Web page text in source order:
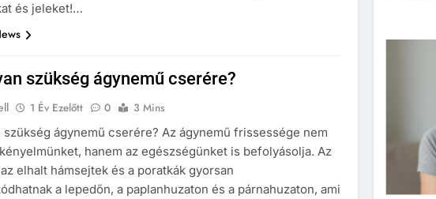
és jeleket!…
szükség ágynemű cserére?
1 Év Ezelőtt 0
3 Mins
szükség ágynemű cserére? Az ágynemű frissessége nem
hanem az egészségünket is befolyásolja. Az
elhalt hámsejtek és a poratkák gyorsan
a lepedőn, a paplanhuzaton és a párnahuzaton, ami